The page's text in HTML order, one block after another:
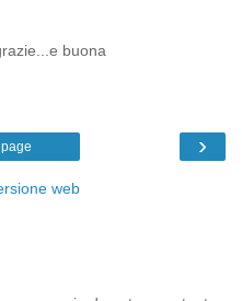
buona
›
web